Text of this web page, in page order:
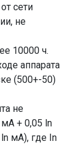
сети
не
10000 ч.
аппарата
(500+-50)
не
+ 0,05 ln
мА), где In